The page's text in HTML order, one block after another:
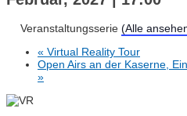
Veranstaltungsserie (Alle
« Virtual Reality Tour
Open Airs an der Kaserne,
»